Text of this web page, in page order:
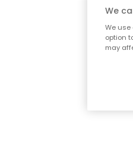
We
We
option
may